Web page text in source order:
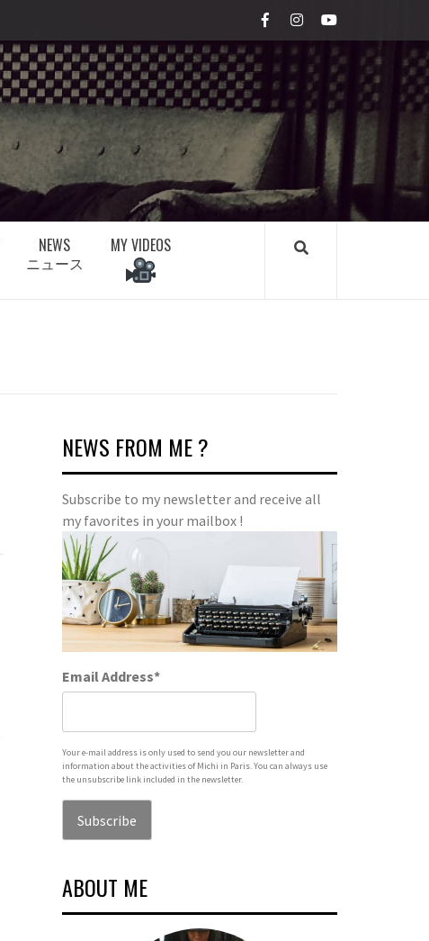
FacebookInstagram
youtube
NEWS
ニュース
MY VIDEOS
NEWS FROM ME ?
Subscribe to my newsletter and receive all
my favorites in your mailbox !
Email Address*
Your e-mail address is only used to send you our newsletter and
information about the activities of Michi in Paris. You can always use
the unsubscribe link included in the newsletter.
ABOUT ME